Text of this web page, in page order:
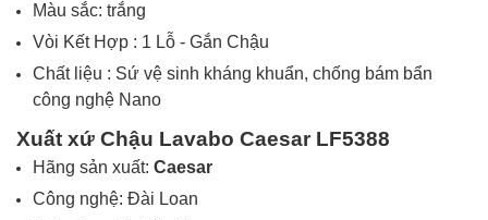
Màu sắc: trắng
Vòi Kết Hợp : 1 Lỗ - Gắn Chậu
Chất liệu : Sứ vệ sinh kháng khuẩn, chống bám bẩn
công nghệ Nano
Xuất xứ Chậu Lavabo Caesar LF5388
Hãng sản xuất: Caesar
Công nghệ: Đài Loan